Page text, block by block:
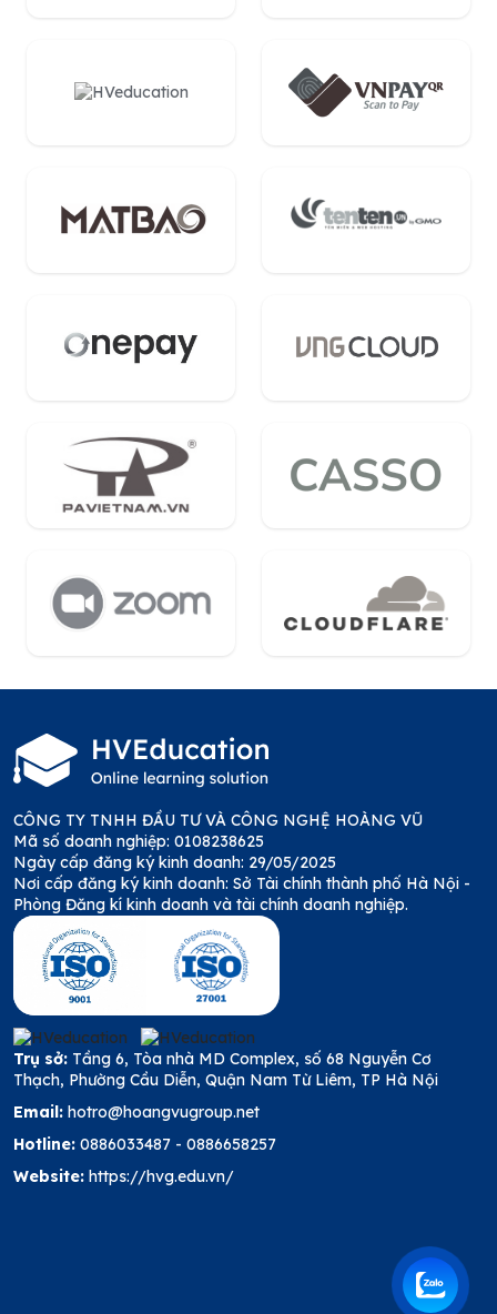
CÔNG TY TNHH ĐẦU TƯ VÀ CÔNG NGHỆ HOÀNG VŨ
Mã số doanh nghiệp: 0108238625
Ngày cấp đăng ký kinh doanh: 29/05/2025
Nơi cấp đăng ký kinh doanh: Sở Tài chính thành phố Hà Nội -
Phòng Đăng kí kinh doanh và tài chính doanh nghiệp.
Trụ sở: Tầng 6, Tòa nhà MD Complex, số 68 Nguyễn Cơ
Thạch, Phường Cầu Diễn, Quận Nam Từ Liêm, TP Hà Nội
Email: hotro@hoangvugroup.net
Hotline: 0886033487 - 0886658257
Website: https://hvg.edu.vn/